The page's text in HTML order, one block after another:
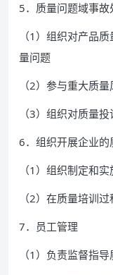
5．质量问题域事故
（1）组织对产品
量问题
（2）参与重大质
（3）组织对质量
6．组织开展企业
（1）组织制定和
（2）在质量培训
7．员工管理
（1）负责监督指